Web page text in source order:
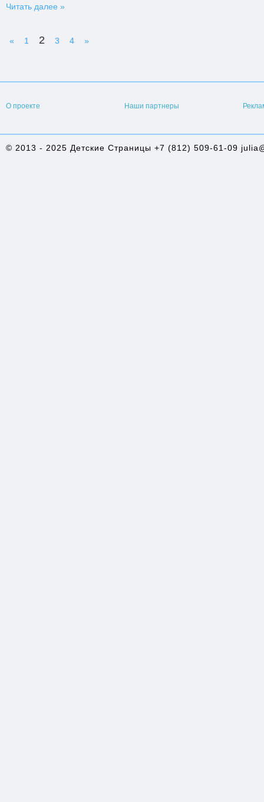
Читать далее »
« 1 2 3 4 »
О проекте Наши партнеры
© 2013 - 2025 Детские Страницы +7 (812) 509-61-09